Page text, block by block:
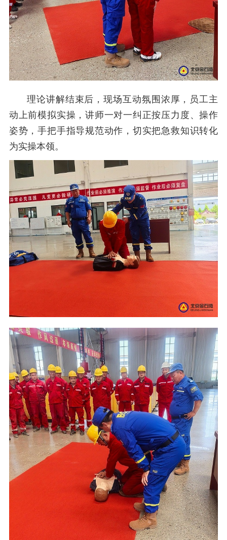
理论讲解结束后，现场互动氛围浓厚，员工主
动上前模拟实操，讲师一对一纠正按压力度、操作
姿势，手把手指导规范动作，切实把急救知识转化
为实操本领。